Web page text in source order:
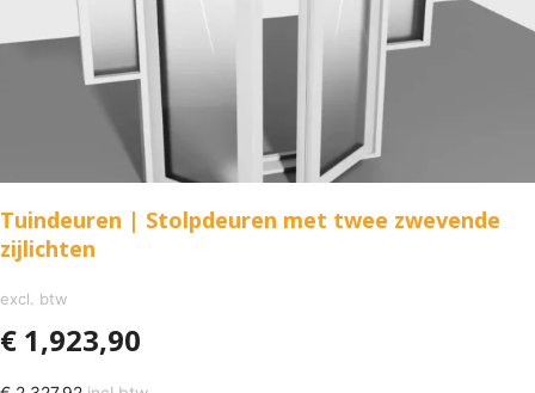
Tuindeuren | Stolpdeuren met twee zwevende
zijlichten
excl. btw
€ 1,923,90